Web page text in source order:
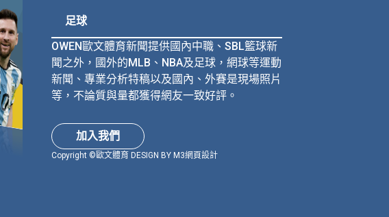
足球
OWEN歐文體育新聞提供國內中職、SBL籃球新
聞之外，國外的MLB、NBA及足球，網球等運動
新聞、專業分析特稿以及國內、外賽是現場照片
等，不論質與量都獲得網友一致好評。
加入我們
Copyright © 歐文體育 DESIGN BY M3網頁設計